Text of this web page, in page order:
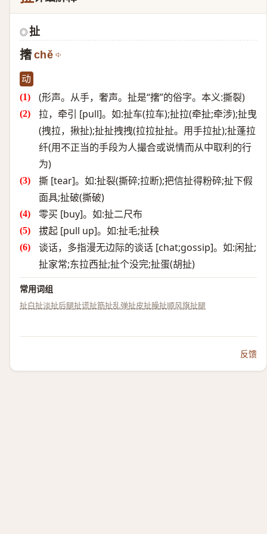
◎ 扯
撦 chě
动
(形声。从手，奢声。扯是“撦”的俗字。本义:撕裂)
拉，牵引 [pull]。如:扯车(拉车);扯拉(牵扯;牵涉);扯曳
(拽拉，揪扯);扯扯拽拽(拉拉扯扯。用手拉扯);扯蓬拉
纤(用不正当的手段为人撮合或说情而从中取利的行
为)
撕 [tear]。如:扯裂(撕碎;拉断);把信扯得粉碎;扯下假
面具;扯破(撕破)
零买 [buy]。如:扯二尺布
拔起 [pull up]。如:扯毛;扯秧
谈话，多指漫无边际的谈话 [chat;gossip]。如:闲扯;
扯家常;东拉西扯;扯个没完;扯蛋(胡扯)
常用词组
扯白扯淡扯后腿扯谎扯筋扯乱弹扯皮扯臊扯顺风旗扯腿
反馈